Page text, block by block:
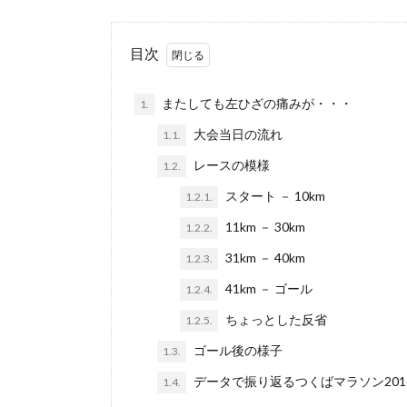
目次
1. またしても左ひざの痛みが・・・
1.1. 大会当日の流れ
1.2. レースの模様
1.2.1. スタート － 10km
1.2.2. 11km － 30km
1.2.3. 31km － 40km
1.2.4. 41km － ゴール
1.2.5. ちょっとした反省
1.3. ゴール後の様子
1.4. データで振り返るつくばマラソン